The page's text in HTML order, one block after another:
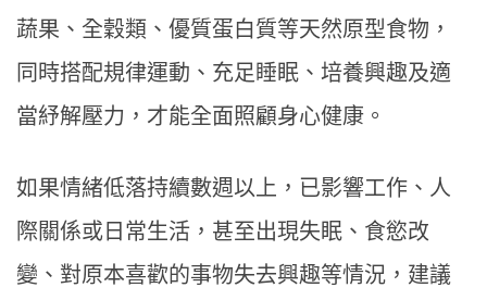
蔬果、全穀類、優質蛋白質等天然原型食物，
同時搭配規律運動、充足睡眠、培養興趣及適
當紓解壓力，才能全面照顧身心健康。
如果情緒低落持續數週以上，已影響工作、人
際關係或日常生活，甚至出現失眠、食慾改
變、對原本喜歡的事物失去興趣等情況，建議